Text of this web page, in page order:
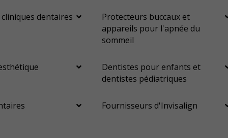
dentaires
Protecteurs buccaux et
appareils pour l'apnée du
sommeil
Dentistes pour enfants et
dentistes pédiatriques
Fournisseurs d'Invisalign